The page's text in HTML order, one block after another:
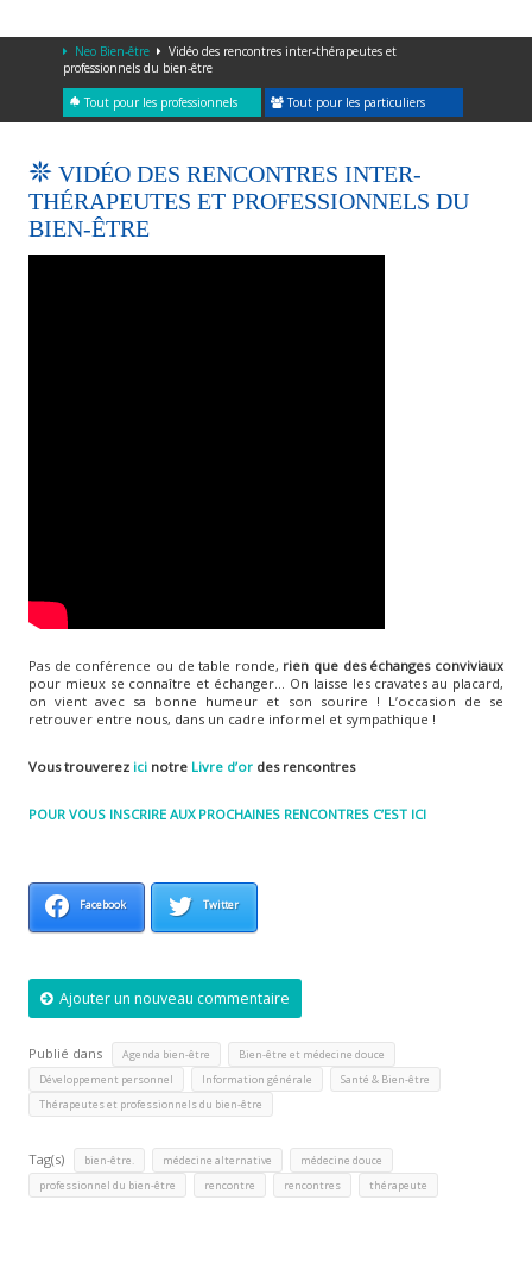
Neo Bien-être
Vidéo des rencontres inter-thérapeutes et
professionnels du bien-être
Tout pour les professionnels Tout pour les particuliers
VIDÉO DES RENCONTRES INTER-
THÉRAPEUTES ET PROFESSIONNELS DU
BIEN-ÊTRE
Pas de conférence ou de table ronde, rien que des échanges conviviaux
pour mieux se connaître et échanger… On laisse les cravates au placard,
on vient avec sa bonne humeur et son sourire ! L’occasion de se
retrouver entre nous, dans un cadre informel et sympathique !
Vous trouverez icinotre Livre d’or des rencontres
POUR VOUS INSCRIRE AUX PROCHAINES RENCONTRES C’EST ICI
Facebook Twitter
Ajouter un nouveau commentaire
Publié dans Agenda bien-être Bien-être et médecine douce
Développement personnel Information générale Santé & Bien-être
Thérapeutes et professionnels du bien-être
Tag(s) bien-être. médecine alternative médecine douce
professionnel du bien-être rencontre rencontres thérapeute